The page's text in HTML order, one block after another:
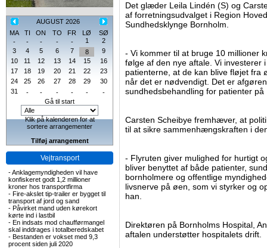
AUGUST 2026
MA
TI ON TO FR LØ
SØ
-
- - - - 1
2
3
4 5 6 7 8
9
10
11 12 13 14 15
16
17
18 19 20 21 22
23
24
25 26 27 28 29
30
31
- - - - -
-
Gå til start
Klik på kalenderen for at
sortere arrangementer
Tilføj arrangement
Vejtransport
-Anklagemyndigheden vil have
konfiskeret godt 1,2 millioner
kroner hos transportfirma
- Fire-akslet tip-trailer er bygget til
transport af jord og sand
- Påvirket mand uden kørekort
kørte ind i lastbil
- En indsats mod chaufførmangel
skal inddrages i totalberedskabet
- Bestanden er vokset med 9,3
procent siden juli 2020
Det glæder Leila Lindén (S) og
af forretningsudvalget i Region
Sundhedsklynge Bornholm.
- Vi kommer til at bruge 10 millioner
følge af den nye aftale. Vi investerer
patienterne, at de kan blive fløjet fra
når det er nødvendigt. Det er
sundhedsbehandling for patienter
Carsten Scheibye fremhæver, at
til at sikre sammenhængskraften i
- Flyruten giver mulighed for hurtigt
bliver benyttet af både patienter,
bornholmere og offentlige
livsnerve på øen, som vi styrker og
han.
Direktøren på Bornholms Hospital,
aftalen understøtter hospitalets drift.